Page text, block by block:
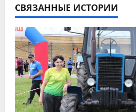
а
ц
и
я
п
СВЯЗАННЫЕ ИСТОРИИ